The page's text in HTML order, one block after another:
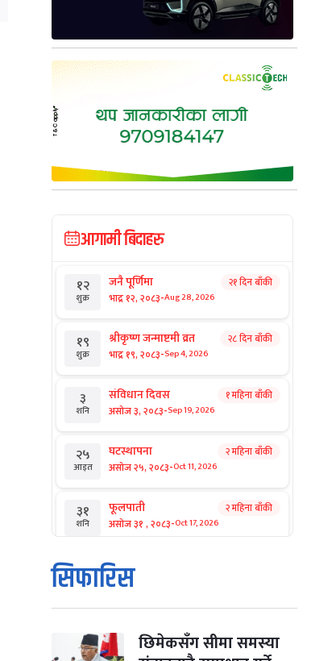
आगामी बिदाहरु
१२
शुक्र
जनै पूर्णिमा
भाद्र १२, २०८३-Aug 28, 2026
२१ दिन बाँकी
१९
शुक्र
श्रीकृष्ण जन्माष्टमी व्रत
भाद्र १९, २०८३-Sep 4, 2026
२८ दिन बाँकी
३
शनि
संविधान दिवस
असोज ३, २०८३-Sep 19, 2026
१ महिना बाँकी
२५
आइत
घटस्थापना
असोज २५, २०८३-Oct 11, 2026
२ महिना बाँकी
३१
शनि
फूलपाती
असोज ३१ , २०८३-Oct 17, 2026
२ महिना बाँकी
१
आइत
कार्तिक सङ्क्रान्ति
कार्तिक १, २०८३
मंगल कार्तिक ३, २०८३-Oct 20, 2026
सिफारिस
छिमेकसँग सीमा समस्या